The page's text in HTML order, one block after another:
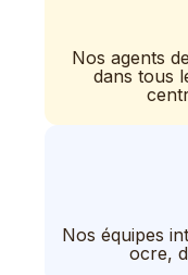
Nos agents
dans tous
Nos équipes
ocre,